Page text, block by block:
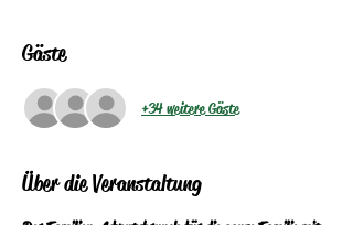
Gäste
+34 weitere Gäste
Über die Veranstaltung